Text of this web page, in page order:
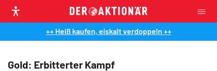
++ Heiß kaufen, eiskalt verdoppeln ++
Gold: Erbitterter Kampf